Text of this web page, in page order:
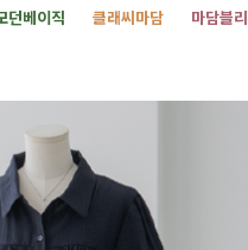
던베이직 클래씨마담 마담블리